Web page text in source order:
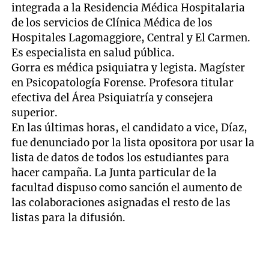
integrada a la Residencia Médica Hospitalaria
de los servicios de Clínica Médica de los
Hospitales Lagomaggiore, Central y El Carmen.
Es especialista en salud pública.
Gorra es médica psiquiatra y legista. Magíster
en Psicopatología Forense. Profesora titular
efectiva del Área Psiquiatría y consejera
superior.
En las últimas horas, el candidato a vice, Díaz,
fue denunciado por la lista opositora por usar la
lista de datos de todos los estudiantes para
hacer campaña. La Junta particular de la
facultad dispuso como sanción el aumento de
las colaboraciones asignadas el resto de las
listas para la difusión.